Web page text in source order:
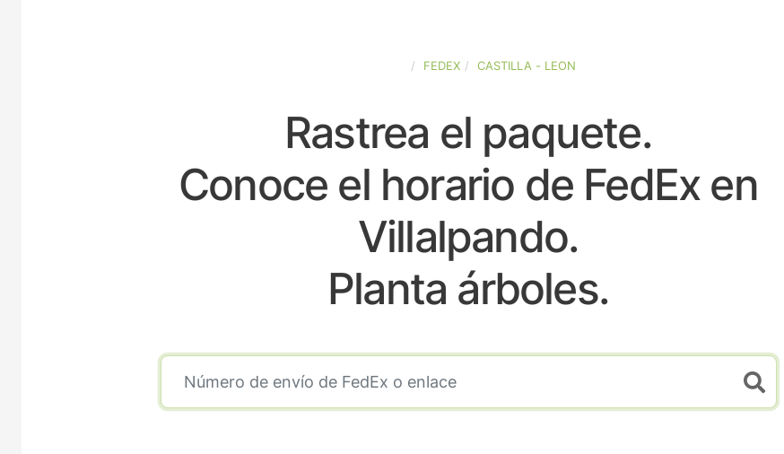
FEDEX CASTILLA - LEON
Rastrea el paquete.
Conoce el horario de FedEx en
Villalpando.
Planta árboles.